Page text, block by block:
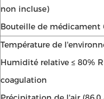
non incluse)
Bouteille de médicament
Température de
Humidité relative ≤ 80%
coagulation